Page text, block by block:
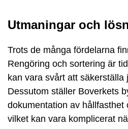
Utmaningar och
Trots de många fördelarna
Rengöring och sortering är
kan vara svårt att säkerställa
Dessutom ställer Boverkets
dokumentation av hållfasthet
vilket kan vara komplicerat